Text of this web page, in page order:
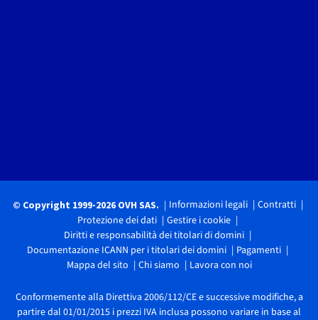
© Copyright 1999-2026 OVH SAS. Informazioni legali
Contratti
Protezione dei dati
Gestire i cookie
Diritti e responsabilità dei titolari di domini
Documentazione ICANN per i titolari dei domini
Pagamenti
Mappa del sito
Chi siamo Lavora con noi
Conformemente alla Direttiva 2006/112/CE e successive modifiche, a
partire dal 01/01/2015 i prezzi IVA inclusa possono variare in base al